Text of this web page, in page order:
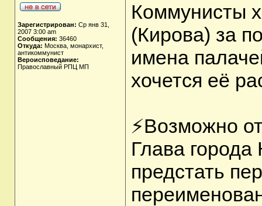
Зарегистрирован: Ср янв 31,
2007 3:00 am
Сообщения: 36460
Откуда: Москва, монархист,
антикоммунист
Вероисповедание:
Православный РПЦ МП
Коммунисты
(Кирова) за
имена
хочется её
⚡Возможно
Глава
предстать